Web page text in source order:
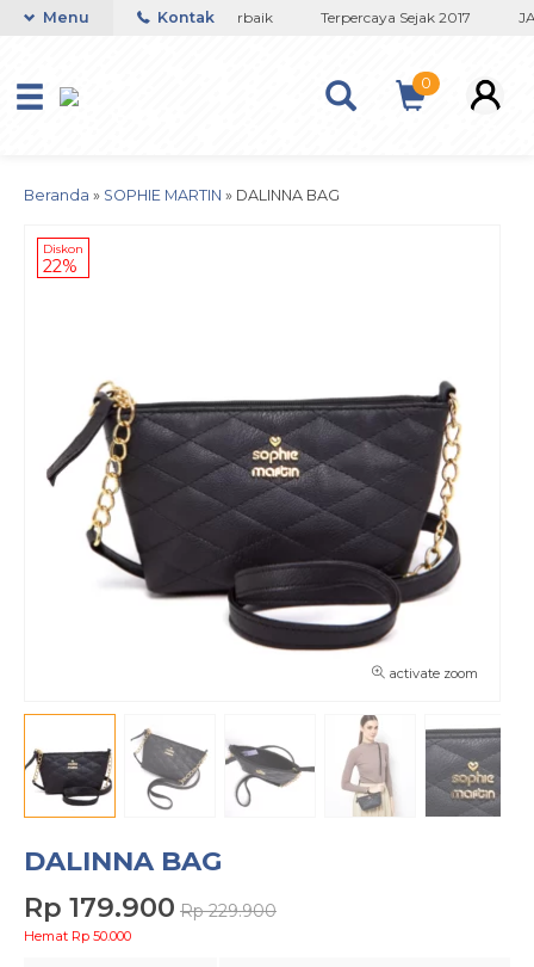
Toko Titanium Lapisan Emas Terbaik Terpercaya Sejak 2017
Menu Kontak
0
Beranda » SOPHIE MARTIN » DALINNA BAG
activate zoom
Diskon
22%
DALINNA BAG
Rp 179.900 Rp 229.900
Hemat Rp 50.000